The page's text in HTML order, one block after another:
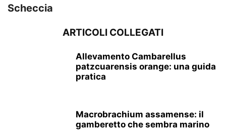
Scheccia
ARTICOLI COLLEGATI
Allevamento Cambarellus
patzcuarensis orange: una guida
pratica
Macrobrachium assamense: il
gamberetto che sembra marino